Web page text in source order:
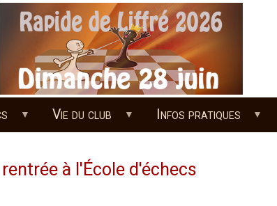
Vie du club Infos pratiques
à l'École d'échecs